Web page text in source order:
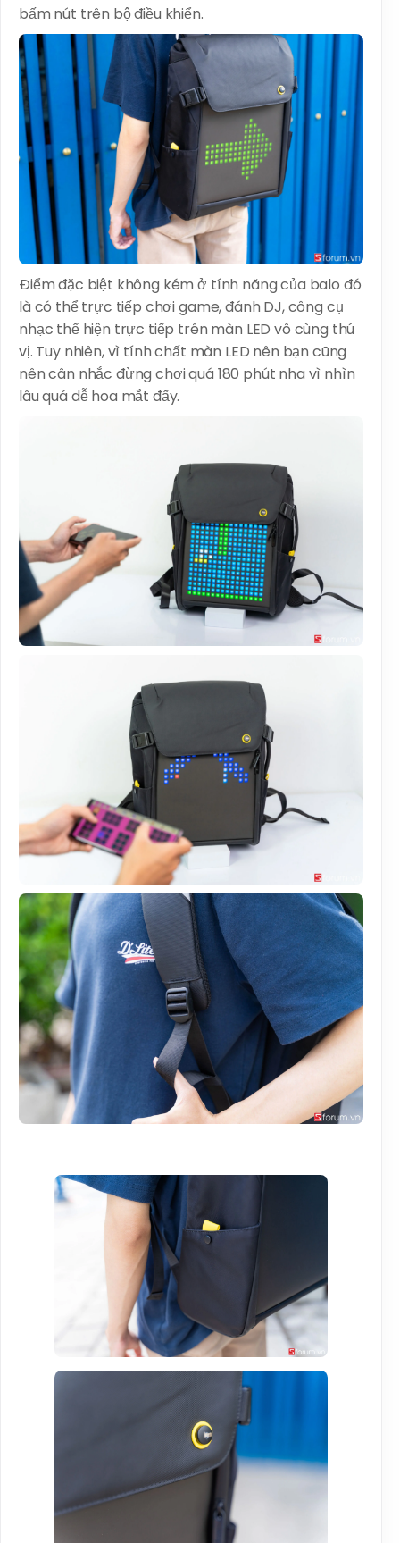
bấm nút trên bộ điều khiển.
Điểm đặc biệt không kém ở tính năng của balo đó
là có thể trực tiếp chơi game, đánh DJ, công cụ
nhạc thể hiện trực tiếp trên màn LED vô cùng thú
vị. Tuy nhiên, vì tính chất màn LED nên bạn cũng
nên cân nhắc đừng chơi quá 180 phút nha vì nhìn
lâu quá dễ hoa mắt đấy.